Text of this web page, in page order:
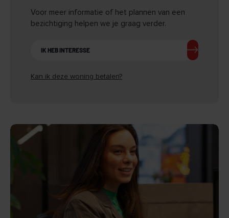
voertuigen
- Prachtige woonkeuken met eiland
- Veel lichtinval door ramen aan alle zijden van de woning
en ensuite badkamer
- 28 zonnepanelen aanwezig in de tuin
Voor meer informatie of het plannen van een
bezichtiging helpen we je graag verder.
IK HEB INTERESSE
Kan ik deze woning betalen?